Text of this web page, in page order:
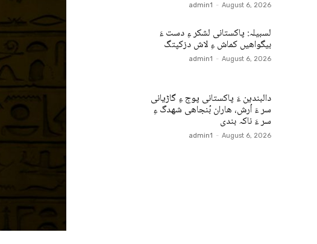
admin1 - August 6, 2026
لسبیلہ: پاکستانی لشکر ءِ دست ءَ
بیگواھیں کماش ءِ لاش دزکپتگ
admin1 - August 6, 2026
دالبندین ءَ پاکستانی پوج ءِ گاڑیانی
سر ءَ اُرش، ھاران بُنجاھی شھدگ ءِ
سر ءَ ناکہ بندی
admin1 - August 6, 2026